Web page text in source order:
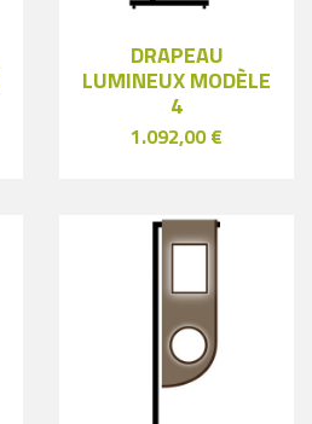
DRAPEAU
LUMINEUX MODÈLE
4
1.092,00 €